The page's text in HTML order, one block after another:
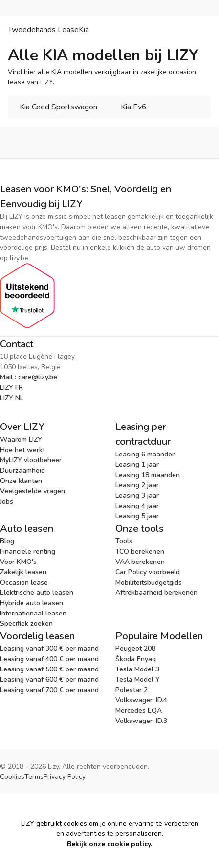
Tweedehands LeaseKia
Alle KIA modellen bij LIZY
Vind hier alle KIA modellen verkrijgbaar in zakelijke occasion
lease van LIZY.
Kia Ceed Sportswagon Kia Ev6
Leasen voor KMO's: Snel, Voordelig en
Eenvoudig bij LIZY
Bij LIZY is onze missie simpel: het leasen gemakkelijk en toegankelijk
maken voor KMO's. Daarom bieden we alleen recente, kwalitatieve
tweedehandsvoertuigen aan die snel beschikbaar zijn tegen een
voordelige prijs. Bestel nu in enkele klikken de auto van uw dromen
op lizy.be
Contact
18 place Eugène Flagey,
1050 Ixelles, België
Mail : care@lizy.be
LIZY FR
LIZY NL
Over LIZY
Waarom LIZY
Hoe het werkt
MyLIZY vlootbeheer
Duurzaamheid
Onze klanten
Veelgestelde vragen
Jobs
Leasing per
contractduur
Leasing 6 maanden
Leasing 1 jaar
Leasing 18 maanden
Leasing 2 jaar
Leasing 3 jaar
Leasing 4 jaar
Leasing 5 jaar
Auto leasen
Blog
Financiële renting
Voor KMO's
Zakelijk leasen
Occasion lease
Elektrische auto leasen
Hybride auto leasen
Internationaal leasen
Specifiek zoeken
Onze tools
Tools
TCO berekenen
VAA berekenen
Car Policy voorbeeld
Mobiliteitsbudgetgids
Aftrekbaarheid berekenen
Voordelig leasen
Leasing vanaf 300 € per maand
Leasing vanaf 400 € per maand
Leasing vanaf 500 € per maand
Leasing vanaf 600 € per maand
Leasing vanaf 700 € per maand
Populaire Modellen
Peugeot 208
Škoda Enyaq
Tesla Model 3
Tesla Model Y
Polestar 2
Volkswagen ID.4
Mercedes EQA
Volkswagen ID.3
© 2018 - 2026 Lizy. Alle rechten voorbehouden.
CookiesTermsPrivacy Policy
Cookies
LIZY gebruikt cookies om je online ervaring te verbeteren
en advertenties te personaliseren.
Bekijk onze cookie policy.